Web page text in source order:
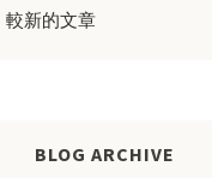
較新的文章
BLOG ARCHIVE